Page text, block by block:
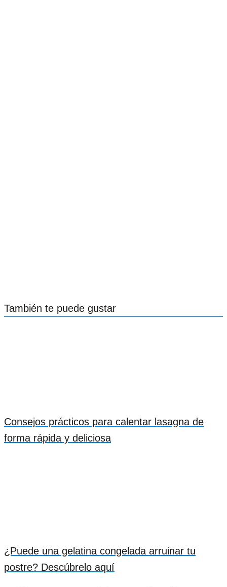
También te puede gustar
Consejos prácticos para calentar lasagna de
forma rápida y deliciosa
¿Puede una gelatina congelada arruinar tu
postre? Descúbrelo aquí